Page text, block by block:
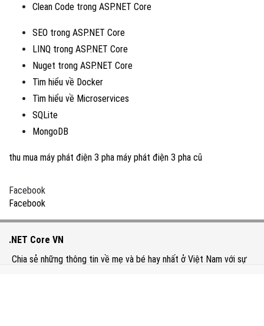
Clean Code trong ASP.NET Core
SEO trong ASP.NET Core
LINQ trong ASP.NET Core
Nuget trong ASP.NET Core
Tìm hiểu về Docker
Tìm hiểu về Microservices
SQLite
MongoDB
thu mua máy phát điện 3 pha máy phát điện 3 pha cũ
Facebook
Facebook
.NET Core VN
Chia sẻ những thông tin về mẹ và bé hay nhất ở Việt Nam với sự